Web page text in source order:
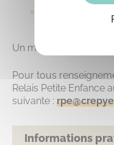
Trouvez la
Un moment pour
Pour tous
Relais Petite Enfance
suivante :
Informations